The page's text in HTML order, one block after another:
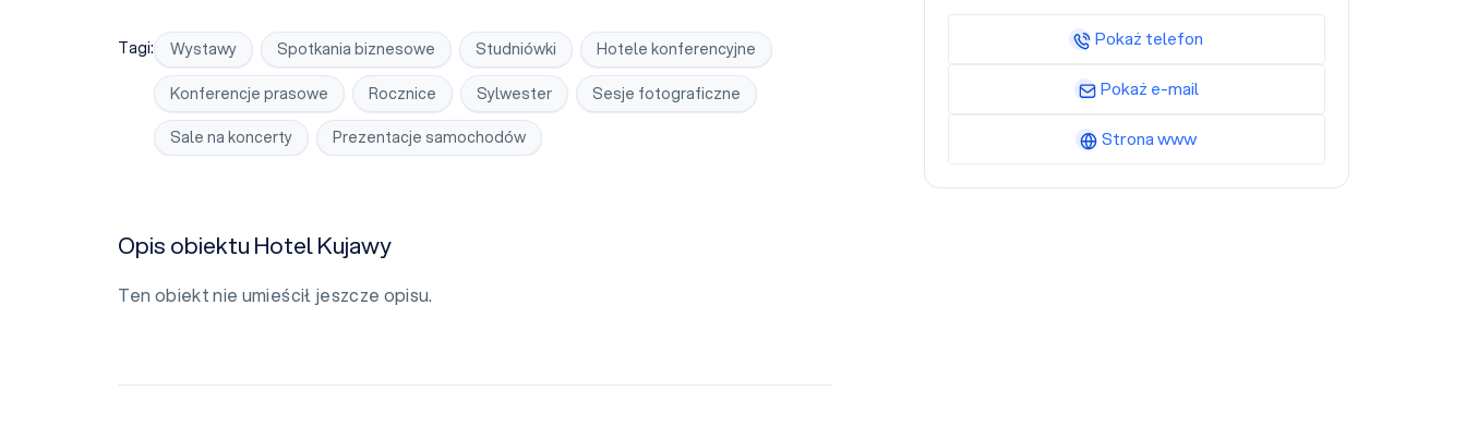
Tagi: Wystawy Spotkania biznesowe Studniówki Hotele konferencyjne
Konferencje prasowe Rocznice Sylwester Sesje fotograficzne
Sale na koncerty Prezentacje samochodów
Opis obiektu Hotel Kujawy
Ten obiekt nie umieścił jeszcze opisu.
Pokaż telefon
Pokaż e-mail
Strona www